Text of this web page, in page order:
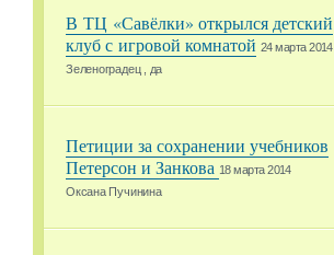
В ТЦ «Савёлки» открылся детский
клуб с игровой комнатой 24 марта 2014
Зеленоградец , да
Петиции за сохранении учебников
Петерсон и Занкова 18 марта 2014
Оксана Пучинина